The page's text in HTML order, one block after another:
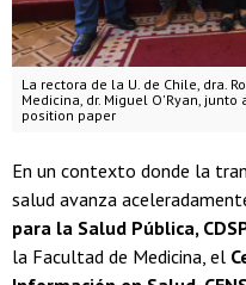
La rectora de la U. de Chile, dra.
Medicina, dr. Miguel O'Ryan, junto
position paper
En un contexto donde la
salud avanza
para la Salud Pública,
la Facultad de Medicina, el